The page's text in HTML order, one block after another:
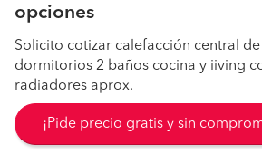
opciones
Solicito cotizar calefacción central de
dormitorios 2 baños cocina y iiving
radiadores aprox.
¡Pide precio gratis y sin